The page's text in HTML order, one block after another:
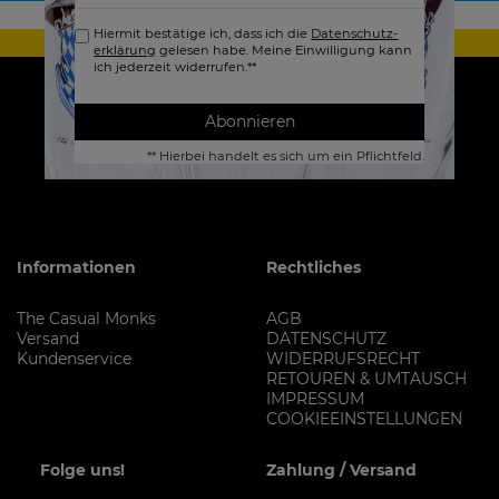
Hiermit bestätige ich, dass ich die Daten­schutz­
erklärung gelesen habe. Meine Einwilligung kann
ich jederzeit widerrufen.**
Abonnieren
** Hierbei handelt es sich um ein Pflichtfeld.
Informationen
The Casual Monks
Versand
Kundenservice
Rechtliches
AGB
DATENSCHUTZ
WIDERRUFSRECHT
RETOUREN & UMTAUSCH
IMPRESSUM
COOKIEEINSTELLUNGEN
Folge uns! Zahlung / Versand